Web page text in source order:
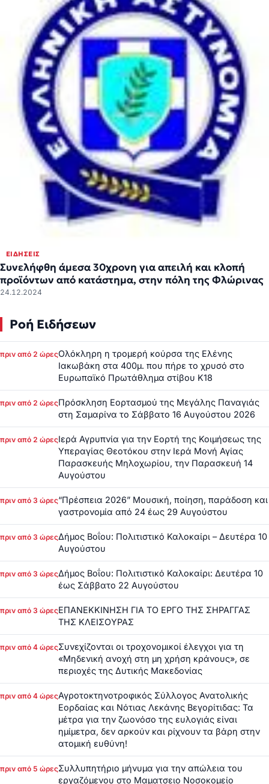
ΕΙΔΉΣΕΙΣ
Συνελήφθη άμεσα 30χρονη για απειλή και κλοπή
προϊόντων από κατάστημα, στην πόλη της Φλώρινας
24.12.2024
Ροή Ειδήσεων
πριν από 2 ώρεςΟλόκληρη η τρομερή κούρσα της Ελένης
Ιακωβάκη στα 400μ. που πήρε το χρυσό στο
Ευρωπαϊκό Πρωτάθλημα στίβου Κ18
πριν από 2 ώρεςΠρόσκληση Εορτασμού της Μεγάλης Παναγιάς
στη Σαμαρίνα το Σάββατο 16 Αυγούστου 2026
πριν από 2 ώρεςΙερά Αγρυπνία για την Εορτή της Κοιμήσεως της
Υπεραγίας Θεοτόκου στην Ιερά Μονή Αγίας
Παρασκευής Μηλοχωρίου, την Παρασκευή 14
Αυγούστου
πριν από 3 ώρες“Πρέσπεια 2026” Μουσική, ποίηση, παράδοση και
γαστρονομία από 24 έως 29 Αυγούστου
πριν από 3 ώρεςΔήμος Βοΐου: Πολιτιστικό Καλοκαίρι – Δευτέρα 10
Αυγούστου
πριν από 3 ώρεςΔήμος Βοΐου: Πολιτιστικό Καλοκαίρι: Δευτέρα 10
έως Σάββατο 22 Αυγούστου
πριν από 3 ώρεςΕΠΑΝΕΚΚΙΝΗΣΗ ΓΙΑ ΤΟ ΕΡΓΟ ΤΗΣ ΣΗΡΑΓΓΑΣ
ΤΗΣ ΚΛΕΙΣΟΥΡΑΣ
πριν από 4 ώρεςΣυνεχίζονται οι τροχονομικοί έλεγχοι για τη
«Μηδενική ανοχή στη μη χρήση κράνους», σε
περιοχές της Δυτικής Μακεδονίας
πριν από 4 ώρεςΑγροτοκτηνοτροφικός Σύλλογος Ανατολικής
Εορδαίας και Νότιας Λεκάνης Βεγορίτιδας: Τα
μέτρα για την ζωονόσο της ευλογιάς είναι
ημίμετρα, δεν αρκούν και ρίχνουν τα βάρη στην
ατομική ευθύνη!
πριν από 5 ώρεςΣυλλυπητήριο μήνυμα για την απώλεια του
εργαζόμενου στο Μαματσειο Νοσοκομείο